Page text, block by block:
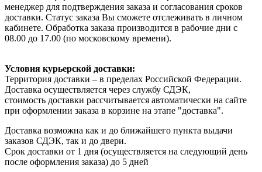
менеджер для подтверждения заказа и согласования сроков
доставки. Статус заказа Вы сможете отслеживать в личном
кабинете. Обработка заказа производится в рабочие дни с
08.00 до 17.00 (по московскому времени).
Условия курьерской доставки:
Территория доставки – в пределах Российской Федерации.
Доставка осуществляется через службу СДЭК,
стоимость доставки рассчитывается автоматически на сайте
при оформлении заказа в корзине на этапе "доставка".
Доставка возможна как и до ближайшего пункта выдачи
заказов СДЭК, так и до двери.
Срок доставки от 1 дня (осуществляется на следующий день
после оформления заказа) до 5 дней